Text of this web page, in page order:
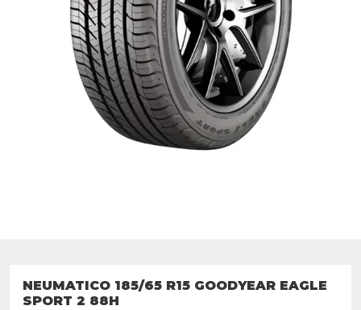
NEUMATICO 185/65 R15 GOODYEAR EAGLE
SPORT 2 88H